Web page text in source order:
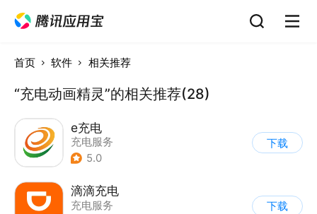
首页 软件 相关推荐
“充电动画精灵”的相关推荐(28)
e充电
充电服务
5.0
下载
滴滴充电
充电服务
下载